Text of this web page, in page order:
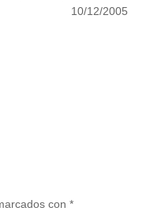
10/12/2005
con*